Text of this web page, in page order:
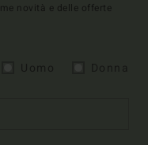
novità e delle offerte